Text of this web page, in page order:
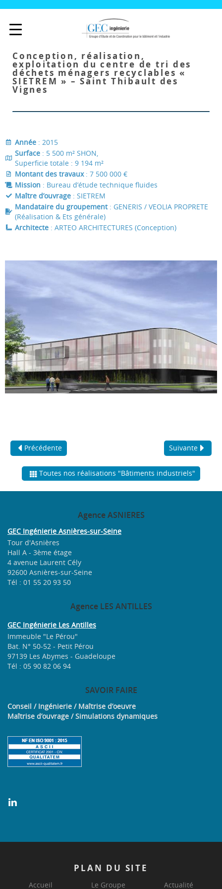
Conception, réalisation,
exploitation du centre de tri des
déchets ménagers recyclables «
SIETREM » – Saint Thibault des
Vignes
Année : 2015
Surface : 5 500 m² SHON,
Superficie totale : 9 194 m²
Montant des travaux : 7 500 000 €
Mission : Bureau d’étude technique fluides
Maître d’ouvrage : SIETREM
Mandataire du groupement : GENERIS / VEOLIA PROPRETE
(Réalisation & Ets générale)
Architecte : ARTEO ARCHITECTURES (Conception)
Précédente
Toutes nos réalisations "Bâtiments industriels"
Suivante
AgenceASNIERES
GEC Ingénierie Asnières-sur-Seine
Tour d'Asnières
Hall A - 3ème étage
4 avenue Laurent Cély
92600 Asnières-sur-Seine
Tél : 01 55 20 93 50
AgenceLES ANTILLES
GEC Ingénierie Les Antilles
Immeuble "Le Pérou"
Bat. N° 50-52 - Petit Pérou
97139 Les Abymes - Guadeloupe
Tél : 05 90 82 06 94
SAVOIRFAIRE
Conseil / Ingénierie / Maîtrise d’oeuvre
Maîtrise d’ouvrage / Simulations dynamiques
PLAN DU SITE
Accueil Le Groupe Actualité